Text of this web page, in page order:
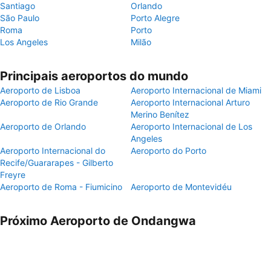
Santiago
Orlando
São Paulo
Porto Alegre
Roma
Porto
Los Angeles
Milão
Principais aeroportos do mundo
Aeroporto de Lisboa
Aeroporto Internacional de Miami
Aeroporto de Rio Grande
Aeroporto Internacional Arturo
Merino Benítez
Aeroporto de Orlando
Aeroporto Internacional de Los
Angeles
Aeroporto Internacional do
Recife/Guararapes - Gilberto
Freyre
Aeroporto do Porto
Aeroporto de Roma - Fiumicino Aeroporto de Montevidéu
Próximo Aeroporto de Ondangwa